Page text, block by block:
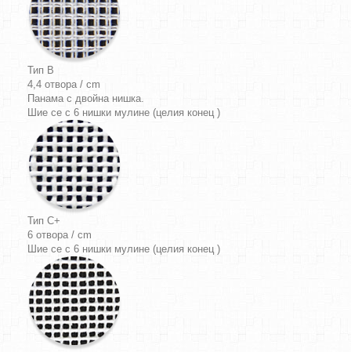
Тип B
4,4 отвора / cm
Панама с двойна нишка.
Шие се с 6 нишки мулине (целия конец )
Тип C+
6 отвора / cm
Шие се с 6 нишки мулине (целия конец )